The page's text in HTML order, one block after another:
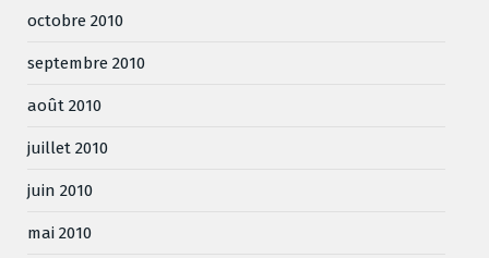
octobre 2010
septembre 2010
août 2010
juillet 2010
juin 2010
mai 2010